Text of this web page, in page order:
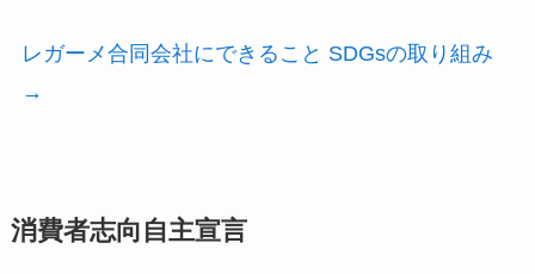
レガーメ合同会社にできること SDGsの取り組み
→
消費者志向自主宣言